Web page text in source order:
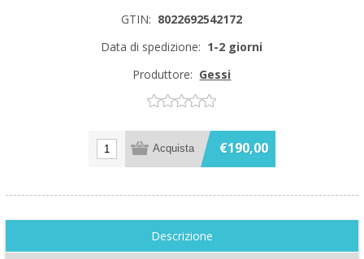
GTIN: 8022692542172
Data di spedizione: 1-2 giorni
Produttore: Gessi
€190,00
Descrizione